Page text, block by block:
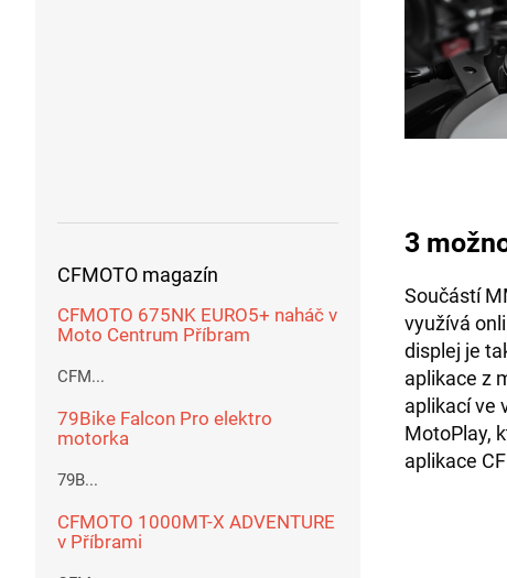
CFMOTO magazín
CFMOTO 675NK EURO5+ naháč v
Moto Centrum Příbram
CFM...
79Bike Falcon Pro elektro
motorka
79B...
CFMOTO 1000MT-X ADVENTURE
v Příbrami
3
Součástí
využívá
displej je
aplikace z
aplikací ve
MotoPlay,
aplikace